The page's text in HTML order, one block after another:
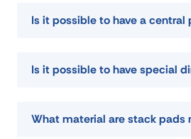
Is it possible to have a central
Is it possible to have special
What material are stack pads